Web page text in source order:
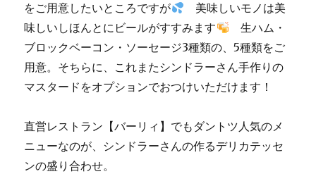
をご用意したいところですが
美味しいモノは美
味しいしほんとにビールがすすみます
生ハム・
ブロックベーコン・ソーセージ3種類の、5種類をご
用意。そちらに、これまたシンドラーさん手作りの
マスタードをオプションでおつけいただけます！
直営レストラン【バーリィ】でもダントツ人気のメ
ニューなのが、シンドラーさんの作るデリカテッセ
ンの盛り合わせ。